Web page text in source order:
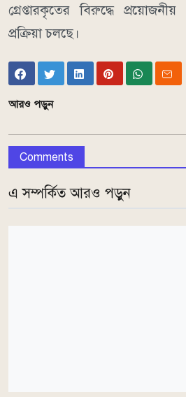
গ্রেপ্তারকৃতের বিরুদ্ধে
প্রক্রিয়া চলছে।
আরও পড়ুন
Comments
এ সম্পর্কিত আরও পড়ুন